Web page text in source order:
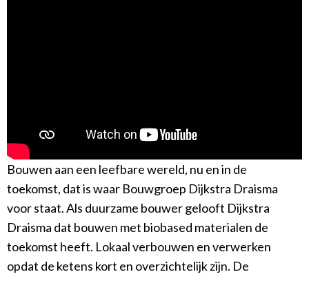
Bouwen aan een leefbare wereld, nu en in de
toekomst, dat is waar Bouwgroep Dijkstra Draisma
voor staat. Als duurzame bouwer gelooft Dijkstra
Draisma dat bouwen met biobased materialen de
toekomst heeft. Lokaal verbouwen en verwerken
opdat de ketens kort en overzichtelijk zijn. De